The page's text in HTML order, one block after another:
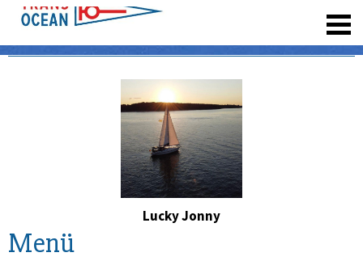
Lucky Jonny
Menü